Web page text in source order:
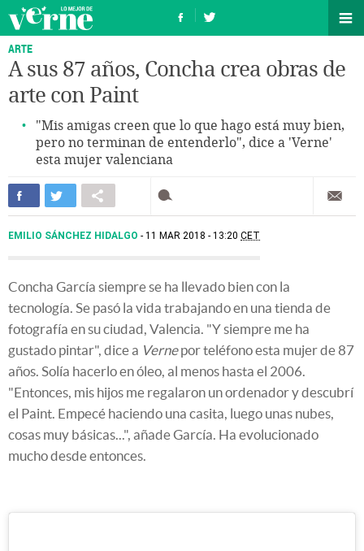
ARTE
A sus 87 años, Concha crea obras de
arte con Paint
"Mis amigas creen que lo que hago está muy bien,
pero no terminan de entenderlo", dice a 'Verne'
esta mujer valenciana
EMILIO SÁNCHEZ HIDALGO 11 MAR 2018 - 13:20 CET
Concha García siempre se ha llevado bien con la
tecnología. Se pasó la vida trabajando en una tienda de
fotografía en su ciudad, Valencia. "Y siempre me ha
gustado pintar", dice a Vernepor teléfono esta mujer de 87
años. Solía hacerlo en óleo, al menos hasta el 2006.
"Entonces, mis hijos me regalaron un ordenador y descubrí
el Paint. Empecé haciendo una casita, luego unas nubes,
cosas muy básicas...", añade García. Ha evolucionado
mucho desde entonces.